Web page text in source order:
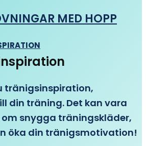
MED HOPP
tränigsinspiration,
din träning. Det kan vara
snygga träningskläder,
öka din tränigsmotivation!